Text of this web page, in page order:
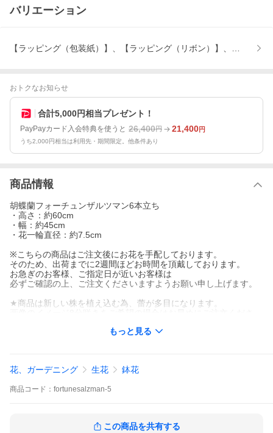
バリエーション
【ラッピング（包装紙）】、【ラッピング（リボン）】、立て札
おトクなお知らせ
合計5,000円相当プレゼント！
PayPayカード入会特典を使うと 26,400円 21,400円
うち2,000円相当は利用先・期間限定。他条件あり
商品情報
胡蝶蘭フォーチュンザルツマン6本立ち
・高さ：約60cm
・幅：約45cm
・花一輪直径：約7.5cm
※こちらの商品はご注文後にお花を手配しております。
そのため、出荷までに2週間ほどお時間を頂戴しております。
お急ぎのお客様、ご指定日が近いお客様は
必ずご確認の上、ご注文くださいますようお願い申し上げます。
★商品は新しい株を植え込む為、蕾が多目になります。
★植物の為、形や大きさ、花数、蕾の数は商品画像と異なりま
す。
【 送料 】一部地域を除き送料無料
もっと見る
花、ガーデニング 生花 鉢花
商品 コード： fortunesalzman-5
この商品を共有する